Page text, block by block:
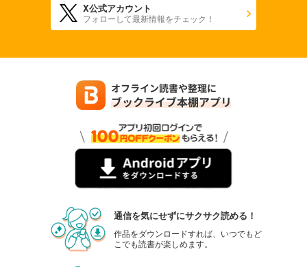
X公式アカウント
フォローして最新情報をチェック！
通信を気にせずにサクサク読める！
作品をダウンロードすれば、いつでもど
こでも読書が楽しめます。